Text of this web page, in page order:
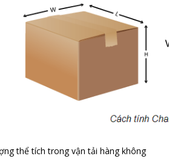
thể tích trong vận tải hàng không